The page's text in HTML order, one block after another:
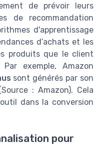
de prévoir leurs
de recommandation
d'apprentissage
d’achats et les
produits que le client
exemple, Amazon
sont générés par son
: Amazon). Cela
dans la conversion
pour